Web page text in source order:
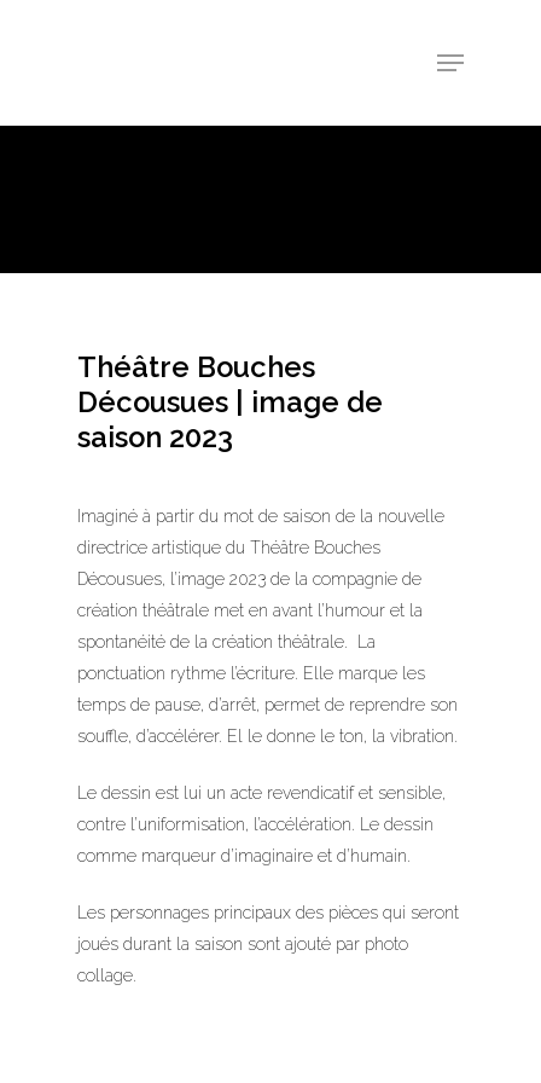
Théâtre Bouches
Décousues | image de
saison 2023
Imaginé à partir du mot de saison de la nouvelle
directrice artistique du Théâtre Bouches
Décousues, l’image 2023 de la compagnie de
création théâtrale met en avant l’humour et la
spontanéité de la création théâtrale. La
ponctuation rythme l’écriture. Elle marque les
temps de pause, d’arrêt, permet de reprendre son
souffle, d’accélérer. El le donne le ton, la vibration.
Le dessin est lui un acte revendicatif et sensible,
contre l’uniformisation, l’accélération. Le dessin
comme marqueur d’imaginaire et d’humain.
Les personnages principaux des pièces qui seront
joués durant la saison sont ajouté par photo
collage.
à propos